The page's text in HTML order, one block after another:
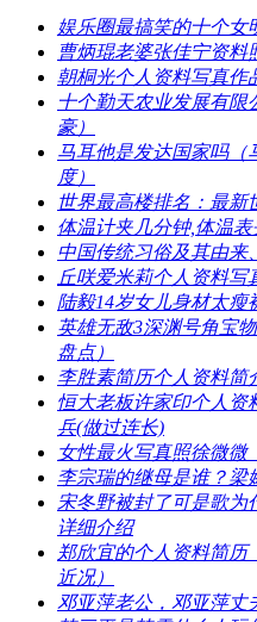
娱乐圈最搞笑的十个女
曹炳琨老婆张佳宁资料
朝桐光个人资料写真作
十个勤天农业发展有限
豪）
马耳他是发达国家吗（
度）
世界最高楼排名：最新
体温计夹几分钟,体温
中国传统习俗及其由来
丘咲爱米莉个人资料写
陆毅14岁女儿身材太瘦
英雄无敌3深渊号角宝
盘点）
李胜素简历个人资料简
恒大老板许家印个人资
兵(做过连长)
女性最火写真照徐微微
李宗瑞的继母是谁？梁
宋冬野被封了可是歌为
详细介绍
郑欣宜的个人资料简历
近况）
邓亚萍老公，邓亚萍丈